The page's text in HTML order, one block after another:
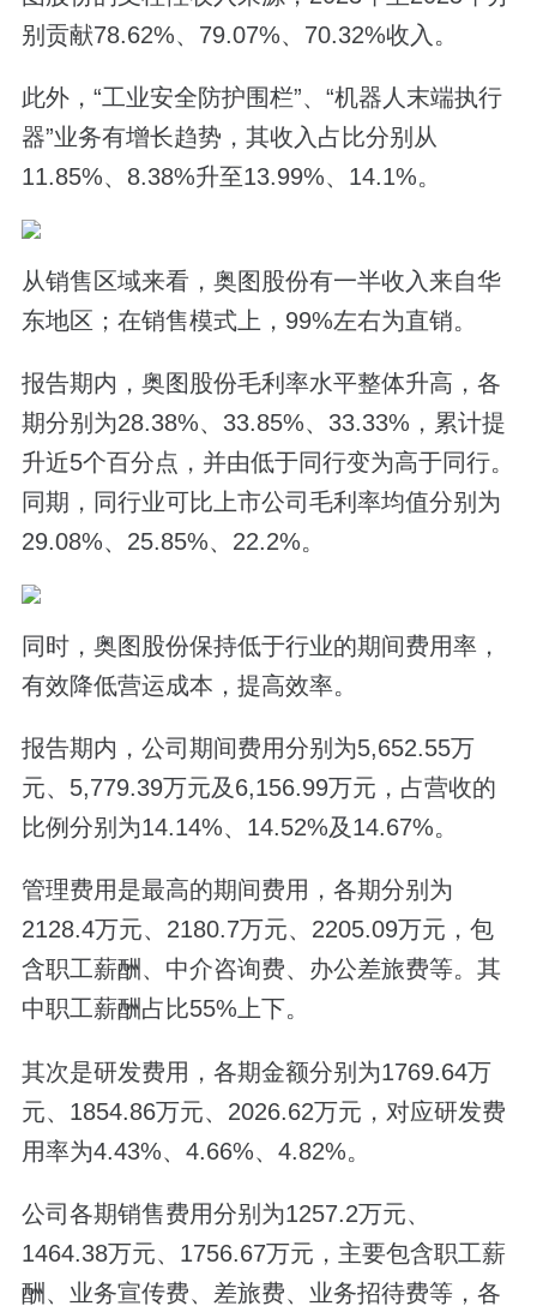
别贡献78.62%、79.07%、70.32%收入。
此外，“工业安全防护围栏”、“机器人末端执行
器”业务有增长趋势，其收入占比分别从
11.85%、8.38%升至13.99%、14.1%。
从销售区域来看，奥图股份有一半收入来自华
东地区；在销售模式上，99%左右为直销。
报告期内，奥图股份毛利率水平整体升高，各
期分别为28.38%、33.85%、33.33%，累计提
升近5个百分点，并由低于同行变为高于同行。
同期，同行业可比上市公司毛利率均值分别为
29.08%、25.85%、22.2%。
同时，奥图股份保持低于行业的期间费用率，
有效降低营运成本，提高效率。
报告期内，公司期间费用分别为5,652.55万
元、5,779.39万元及6,156.99万元，占营收的
比例分别为14.14%、14.52%及14.67%。
管理费用是最高的期间费用，各期分别为
2128.4万元、2180.7万元、2205.09万元，包
含职工薪酬、中介咨询费、办公差旅费等。其
中职工薪酬占比55%上下。
其次是研发费用，各期金额分别为1769.64万
元、1854.86万元、2026.62万元，对应研发费
用率为4.43%、4.66%、4.82%。
公司各期销售费用分别为1257.2万元、
1464.38万元、1756.67万元，主要包含职工薪
酬、业务宣传费、差旅费、业务招待费等，各